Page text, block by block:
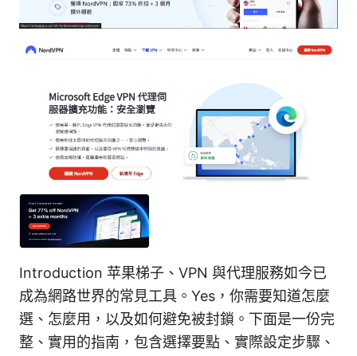
Introduction 苹果梯子、VPN 與代理服務如今已
成為網路世界的常見工具。Yes，你需要知道怎麼
選、怎麼用，以及如何避免被封鎖。下面是一份完
整、實用的指南，包含選擇要點、實際設定步驟、